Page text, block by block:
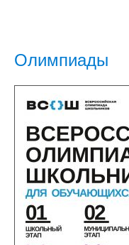
Олимпиады